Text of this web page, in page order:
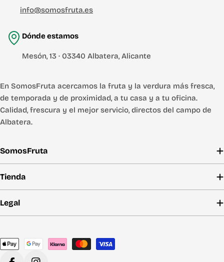
info@somosfruta.es
Dónde estamos
Mesón, 13 · 03340 Albatera, Alicante
En SomosFruta acercamos la fruta y la verdura más fresca,
de temporada y de proximidad, a tu casa y a tu oficina.
Calidad, frescura y el mejor servicio, directos del campo de
Albatera.
SomosFruta
Tienda
Legal
Métodos